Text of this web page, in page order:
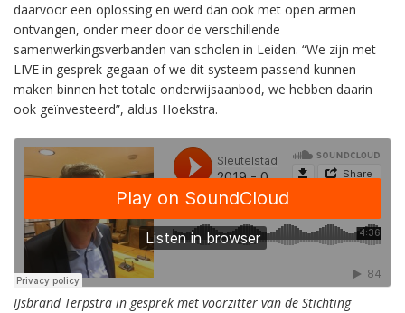
daarvoor een oplossing en werd dan ook met open armen
ontvangen, onder meer door de verschillende
samenwerkingsverbanden van scholen in Leiden. “We zijn met
LIVE in gesprek gegaan of we dit systeem passend kunnen
maken binnen het totale onderwijsaanbod, we hebben daarin
ook geïnvesteerd”, aldus Hoekstra.
IJsbrand Terpstra in gesprek met voorzitter van de Stichting